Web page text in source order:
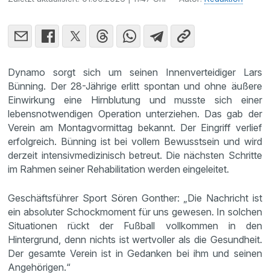
Dynamo sorgt sich um seinen Innenverteidiger Lars
Bünning. Der 28-Jährige erlitt spontan und ohne äußere
Einwirkung eine Hirnblutung und musste sich einer
lebensnotwendigen Operation unterziehen. Das gab der
Verein am Montagvormittag bekannt. Der Eingriff verlief
erfolgreich. Bünning ist bei vollem Bewusstsein und wird
derzeit intensivmedizinisch betreut. Die nächsten Schritte
im Rahmen seiner Rehabilitation werden eingeleitet.
Geschäftsführer Sport Sören Gonther: „Die Nachricht ist
ein absoluter Schockmoment für uns gewesen. In solchen
Situationen rückt der Fußball vollkommen in den
Hintergrund, denn nichts ist wertvoller als die Gesundheit.
Der gesamte Verein ist in Gedanken bei ihm und seinen
Angehörigen.“